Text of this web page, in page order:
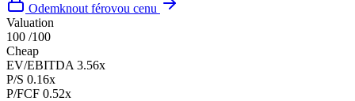
Odemknout férovou cenu
Valuation
100 /100
Cheap
EV/EBITDA 3.56x
P/S 0.16x
P/FCF 0.52x